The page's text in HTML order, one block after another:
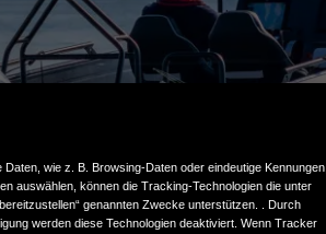
wie z. B. Browsing-Daten oder eindeutige Kennungen,
auswählen, können die Tracking-Technologien die unter
genannten Zwecke unterstützen. . Durch
werden diese Technologien deaktiviert. Wenn Tracker